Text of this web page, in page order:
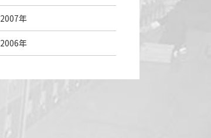
2007年
2006年